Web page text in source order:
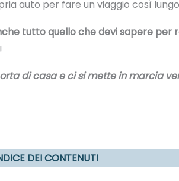
auto per fare un viaggio così
tutto quello che devi sapere per
di casa e ci si mette in marcia
DEI CONTENUTI